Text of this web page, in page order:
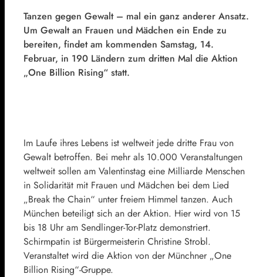
Tanzen gegen Gewalt – mal ein ganz anderer Ansatz.
Um Gewalt an Frauen und Mädchen ein Ende zu
bereiten, findet am kommenden Samstag, 14.
Februar, in 190 Ländern zum dritten Mal die Aktion
„One Billion Rising“ statt.
Im Laufe ihres Lebens ist weltweit jede dritte Frau von
Gewalt betroffen. Bei mehr als 10.000 Veranstaltungen
weltweit sollen am Valentinstag eine Milliarde Menschen
in Solidarität mit Frauen und Mädchen bei dem Lied
„Break the Chain“ unter freiem Himmel tanzen. Auch
München beteiligt sich an der Aktion. Hier wird von 15
bis 18 Uhr am Sendlinger-Tor-Platz demonstriert.
Schirmpatin ist Bürgermeisterin Christine Strobl.
Veranstaltet wird die Aktion von der Münchner „One
Billion Rising“-Gruppe.